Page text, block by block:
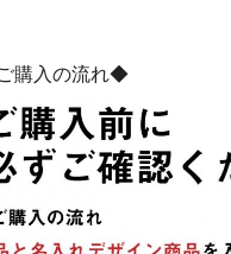
購入の流れ◆